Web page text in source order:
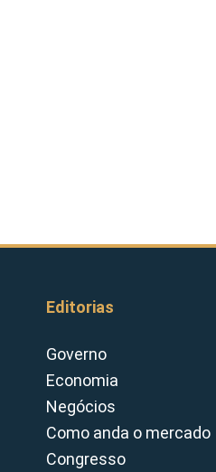
Editorias
Governo
Economia
Negócios
Como anda o mercado
Congresso